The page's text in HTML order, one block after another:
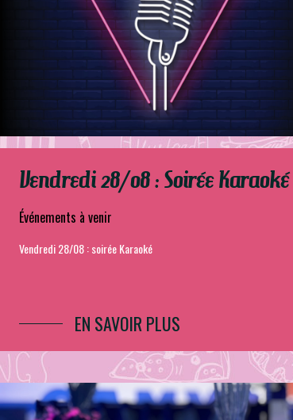
Vendredi 28/08 : Soirée Karaoké
Événements à venir
Vendredi 28/08 : soirée Karaoké
EN SAVOIR PLUS